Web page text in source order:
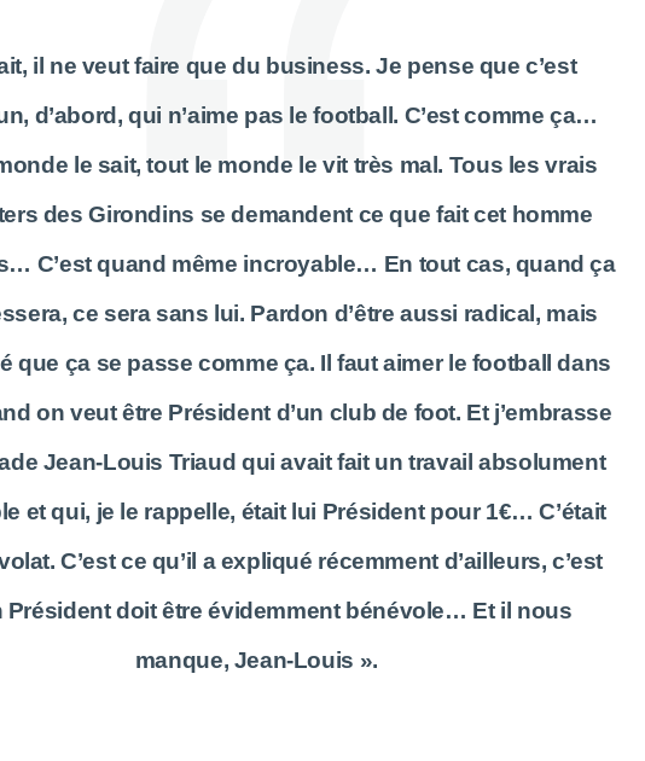
il ne veut faire que du business. Je pense que c’est
d’abord, qui n’aime pas le football. C’est comme ça…
le sait, tout le monde le vit très mal. Tous les vrais
des Girondins se demandent ce que fait cet homme
C’est quand même incroyable… En tout cas, quand ça
ce sera sans lui. Pardon d’être aussi radical, mais
que ça se passe comme ça. Il faut aimer le football dans
on veut être Président d’un club de foot. Et j’embrasse
Jean-Louis Triaud qui avait fait un travail absolument
et qui, je le rappelle, était lui Président pour 1€… C’était
C’est ce qu’il a expliqué récemment d’ailleurs, c’est
Président doit être évidemment bénévole… Et il nous
manque, Jean-Louis ».